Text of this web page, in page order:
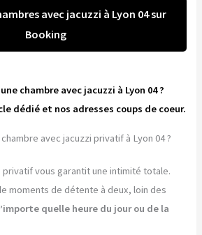
avec jacuzzi à Lyon 04 sur
Booking
chambre avec jacuzzi à Lyon 04 ?
dédié et nos adresses coups de coeur.
avec jacuzzi privatif à Lyon 04 ?
privatif vous garantit une intimité totale.
moments de détente à deux, loin des
quelle heure du jour ou de la